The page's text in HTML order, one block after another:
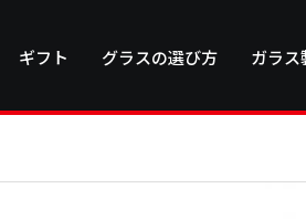
ギフト グラスの選び方 ガラ